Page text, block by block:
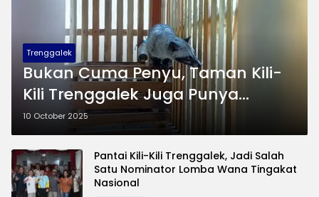
Trenggalek
Bukan Cuma Penyu, Taman Kili-
Kili Trenggalek Juga Punya
Musang Luwak
10 October 2025
Pantai Kili-Kili Trenggalek, Jadi Salah
Satu Nominator Lomba Wana Tingakat
Nasional